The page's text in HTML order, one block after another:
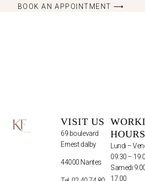
BOOK AN APPOINTMENT ⟶
VISIT US
69 boulevard
Ernest dalby
44000 Nantes
HOURS
Lundi –
09:30 –
Samedi
17:00